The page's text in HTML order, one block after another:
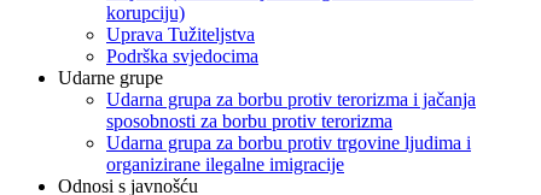
korupciju)
Uprava Tužiteljstva
Podrška svjedocima
Udarne grupe
Udarna grupa za borbu protiv terorizma i jačanja
sposobnosti za borbu protiv terorizma
Udarna grupa za borbu protiv trgovine ljudima i
organizirane ilegalne imigracije
Odnosi s javnošću